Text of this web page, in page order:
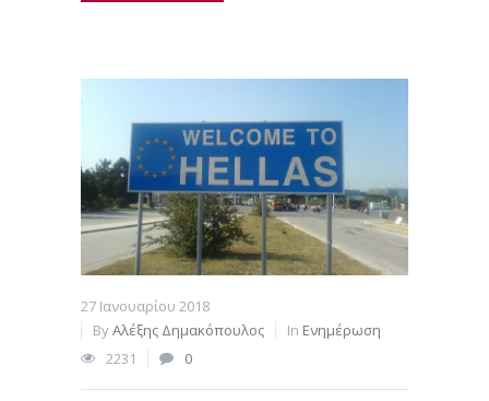
27 Ιανουαρίου 2018
ByΑλέξης Δημακόπουλος In Ενημέρωση
2231
0